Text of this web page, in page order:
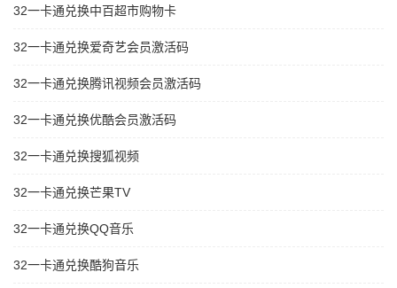
32一卡通兑换中百超市购物卡
32一卡通兑换爱奇艺会员激活码
32一卡通兑换腾讯视频会员激活码
32一卡通兑换优酷会员激活码
32一卡通兑换搜狐视频
32一卡通兑换芒果TV
32一卡通兑换QQ音乐
32一卡通兑换酷狗音乐